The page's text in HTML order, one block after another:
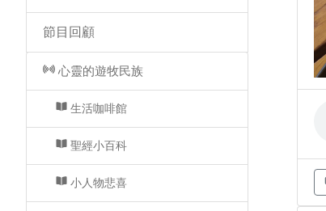
節目回顧
心靈的遊牧民族
生活咖啡館
聖經小百科
小人物悲喜